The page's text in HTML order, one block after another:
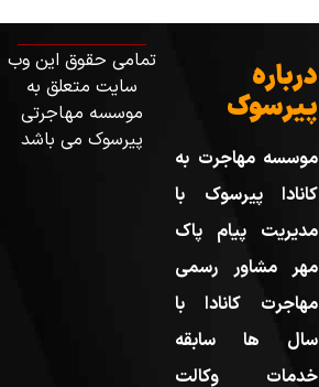
درباره
پیرسوک
موسسه مهاجرت به
کانادا پیرسوک با
مدیریت پیام پاک
مهر مشاور رسمی
مهاجرت کانادا با
سال ها سابقه
خدمات وکالت
تمامی حقوق این وب
سایت متعلق به
موسسه مهاجرتی
پیرسوک می باشد